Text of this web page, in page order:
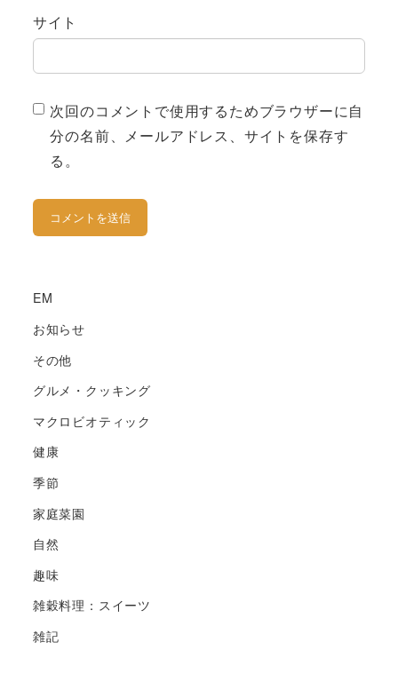
サイト
次回のコメントで使用するためブラウザーに自
分の名前、メールアドレス、サイトを保存す
る。
EM
お知らせ
その他
グルメ・クッキング
マクロビオティック
健康
季節
家庭菜園
自然
趣味
雑穀料理：スイーツ
雑記